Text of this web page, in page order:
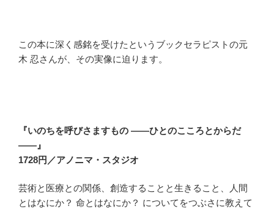
この本に深く感銘を受けたというブックセラピストの元
木 忍さんが、その実像に迫ります。
『いのちを呼びさますもの ――ひとのこころとからだ
――』
1728円／アノニマ・スタジオ
芸術と医療との関係、創造することと生きること、人間
とはなにか？ 命とはなにか？ についてをつぶさに教えて